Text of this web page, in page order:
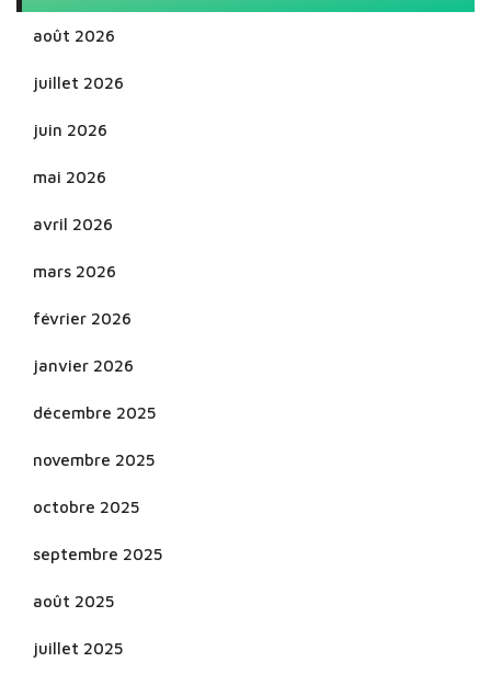
août 2026
juillet 2026
juin 2026
mai 2026
avril 2026
mars 2026
février 2026
janvier 2026
décembre 2025
novembre 2025
octobre 2025
septembre 2025
août 2025
juillet 2025